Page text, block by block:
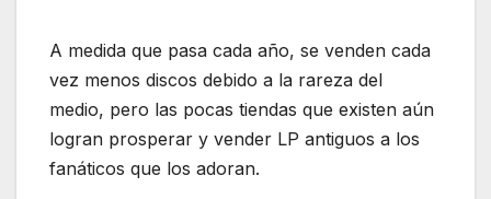
A medida que pasa cada año, se venden cada
vez menos discos debido a la rareza del
medio, pero las pocas tiendas que existen aún
logran prosperar y vender LP antiguos a los
fanáticos que los adoran.